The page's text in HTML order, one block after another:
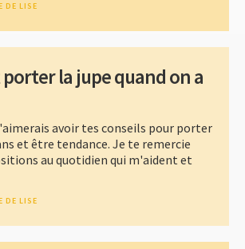
DE LISE
la jupe quand on a
avoir tes conseils pour porter
et être tendance. Je te remercie
au quotidien qui m'aident et
DE LISE